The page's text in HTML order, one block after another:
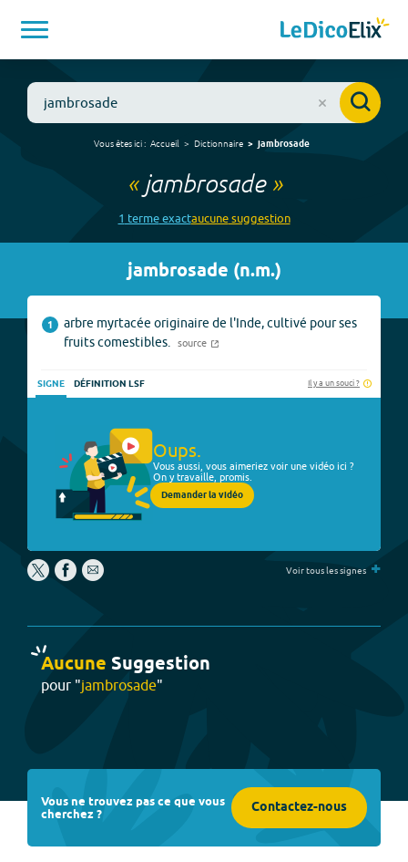
Vous êtes ici : Accueil Dictionnaire jambrosade
« jambrosade»
1 termeexactaucunesuggestion
jambrosade (n.m.)
1
arbre myrtacée originaire de l'Inde, cultivé pour ses
fruits comestibles.
source
SIGNE DÉFINITION LSF Il y a un souci ?
Oups.
Vous aussi, vous aimeriez voir une vidéo ici ?
On y travaille, promis.
Demander la vidéo
Voir tous les signes +
Aucune Suggestion
pour "jambrosade"
Vous ne trouvez pas ce que vous
cherchez ? Contactez-nous